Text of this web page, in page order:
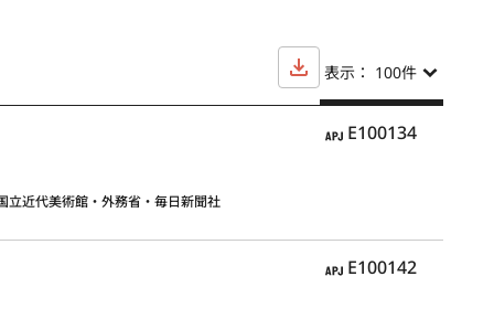
表示： 100件
APJ
E100134
立近代美術館・外務省・毎日新聞社
APJ
E100142